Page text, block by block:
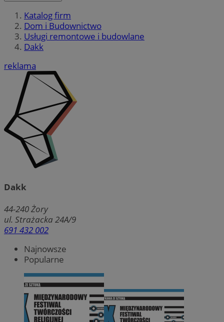
Katalog firm
Dom i Budownictwo
Usługi remontowe i budowlane
Dakk
reklama
Dakk
44-240Żory
ul. Strażacka 24A/9
691 432 002
Najnowsze
Popularne